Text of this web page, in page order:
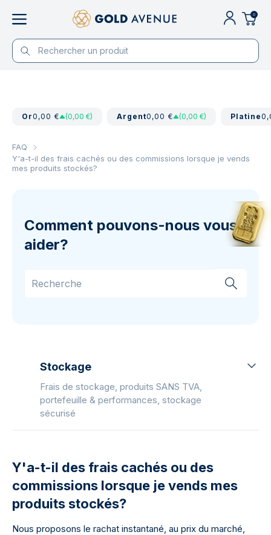
0
Or0,00 € (0,00 €) Argent0,00 € (0,00 €) Platine
FAQ
Y'a-t-il des frais cachés ou des commissions lorsque je vends
mes produits stockés?
Comment pouvons-nous vous
aider?
Stockage
Frais de stockage, produits SANS TVA,
portefeuille & performances, stockage
sécurisé
Y'a-t-il des frais cachés ou des
commissions lorsque je vends mes
produits stockés?
Nous proposons le rachat instantané, au prix du marché,